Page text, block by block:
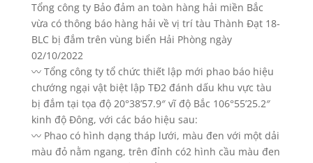
Tổng công ty Bảo đảm an toàn hàng hải miền Bắc
vừa có thông báo hàng hải về vị trí tàu Thành Đạt 18-
BLC bị đắm trên vùng biển Hải Phòng ngày
02/10/2022
〰️ Tổng công ty tổ chức thiết lập mới phao báo hiệu
chướng ngại vật biệt lập TĐ2 đánh dấu khu vực tàu
bị đắm tại tọa độ 20°38’57.9″ vĩ độ Bắc 106°55’25.2″
kinh độ Đông, với các báo hiệu sau:
〰️ Phao có hình dạng tháp lưới, màu đen với một dải
màu đỏ nằm ngang, trên đỉnh có2 hình cầu màu đen